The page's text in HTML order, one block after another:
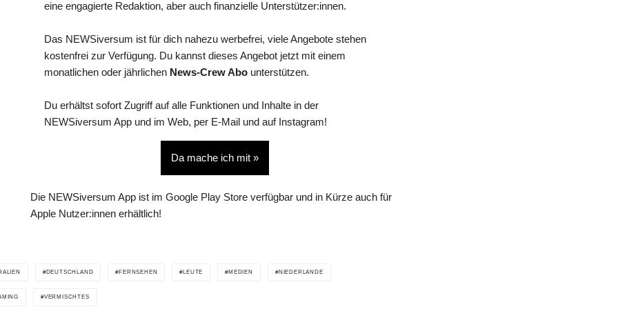
eine engagierte Redaktion, aber auch finanzielle Unterstützer:innen.
Das NEWSiversum ist für dich nahezu werbefrei, viele Angebote stehen
kostenfrei zur Verfügung. Du kannst dieses Angebot jetzt mit einem
monatlichen oder jährlichen News-Crew Abo unterstützen.
Du erhältst sofort Zugriff auf alle Funktionen und Inhalte in der
NEWSiversum App und im Web, per E-Mail und auf Instagram!
Da mache ich mit »
Die NEWSiversum App ist im Google Play Store verfügbar und in Kürze auch für
Apple Nutzer:innen erhältlich!
DEUTSCHLAND FERNSEHEN LEUTE MEDIEN NIEDERLANDE
VERMISCHTES